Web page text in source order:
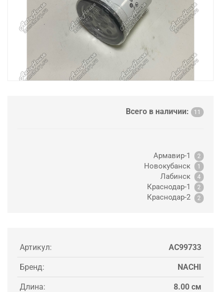
Всего в наличии: 11
Армавир-1 2
Новокубанск 1
Лабинск 4
Краснодар-1 2
Краснодар-2 2
Артикул: AC99733
Бренд: NACHI
Длина: 8.00 см